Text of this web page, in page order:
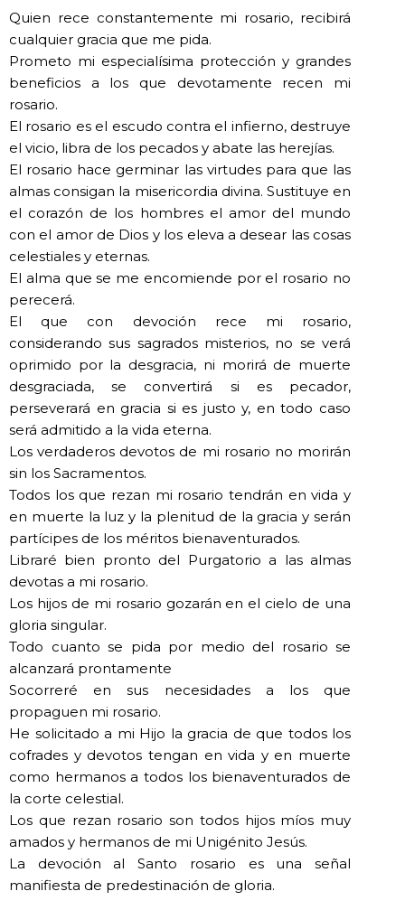
Quien rece constantemente mi rosario, recibirá
cualquier gracia que me pida.
Prometo mi especialísima protección y grandes
beneficios a los que devotamente recen mi
rosario.
El rosario es el escudo contra el infierno, destruye
el vicio, libra de los pecados y abate las herejías.
El rosario hace germinar las virtudes para que las
almas consigan la misericordia divina. Sustituye en
el corazón de los hombres el amor del mundo
con el amor de Dios y los eleva a desear las cosas
celestiales y eternas.
El alma que se me encomiende por el rosario no
perecerá.
El que con devoción rece mi rosario,
considerando sus sagrados misterios, no se verá
oprimido por la desgracia, ni morirá de muerte
desgraciada, se convertirá si es pecador,
perseverará en gracia si es justo y, en todo caso
será admitido a la vida eterna.
Los verdaderos devotos de mi rosario no morirán
sin los Sacramentos.
Todos los que rezan mi rosario tendrán en vida y
en muerte la luz y la plenitud de la gracia y serán
partícipes de los méritos bienaventurados.
Libraré bien pronto del Purgatorio a las almas
devotas a mi rosario.
Los hijos de mi rosario gozarán en el cielo de una
gloria singular.
Todo cuanto se pida por medio del rosario se
alcanzará prontamente
Socorreré en sus necesidades a los que
propaguen mi rosario.
He solicitado a mi Hijo la gracia de que todos los
cofrades y devotos tengan en vida y en muerte
como hermanos a todos los bienaventurados de
la corte celestial.
Los que rezan rosario son todos hijos míos muy
amados y hermanos de mi Unigénito Jesús.
La devoción al Santo rosario es una señal
manifiesta de predestinación de gloria.